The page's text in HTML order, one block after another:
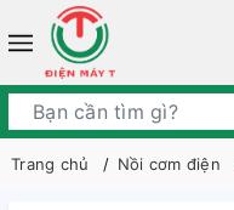
Trang chủ Nồi cơm điện